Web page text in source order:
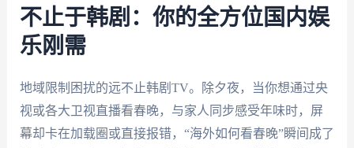
不止于韩剧：你的全方位国内娱
乐刚需
地域限制困扰的远不止韩剧TV。除夕夜，当你想通过央
视或各大卫视直播看春晚，与家人同步感受年味时，屏
幕却卡在加载圈或直接报错，“海外如何看春晚”瞬间成了